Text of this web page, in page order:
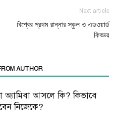
Next article
বিশ্বের প্রথম রান্নার স্কুল ও এডওয়ার্ড
কিড্ডর
AUTHOR
অ্যামিবা আসলে কি? কিভাবে
নিজেকে?